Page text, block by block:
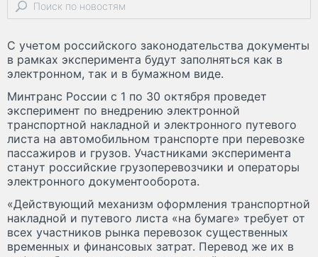
С учетом российского законодательства документы
в рамках эксперимента будут заполняться как в
электронном, так и в бумажном виде.
Минтранс России с 1 по 30 октября проведет
эксперимент по внедрению электронной
транспортной накладной и электронного путевого
листа на автомобильном транспорте при перевозке
пассажиров и грузов. Участниками эксперимента
станут российские грузоперевозчики и операторы
электронного документооборота.
«Действующий механизм оформления транспортной
накладной и путевого листа «на бумаге» требует от
всех участников рынка перевозок существенных
временных и финансовых затрат. Перевод же их в